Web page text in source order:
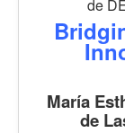
de
María
de